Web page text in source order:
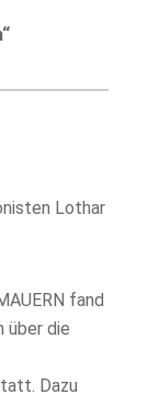
Lothar
fand
über die
Dazu